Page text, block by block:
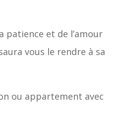
patience et de l’amour
vous le rendre à sa
ou appartement avec